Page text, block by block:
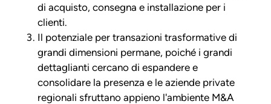
di acquisto, consegna e installazione per i
clienti.
Il potenziale per transazioni trasformative di
grandi dimensioni permane, poiché i grandi
dettaglianti cercano di espandere e
consolidare la presenza e le aziende private
regionali sfruttano appieno l'ambiente M&A